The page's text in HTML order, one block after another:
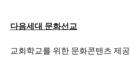
다음세대 문화선교
교회학교를 위한 문화콘텐츠 제공